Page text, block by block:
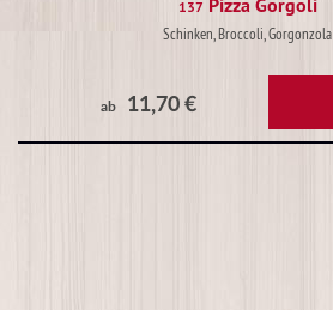
137 Pizza Gorgoli
Schinken, Broccoli, Gorgonzola
ab 11,70 €